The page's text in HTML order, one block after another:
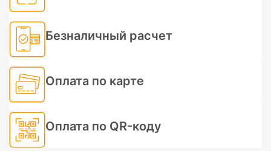
Безналичный расчет
Оплата по карте
Оплата по QR-коду